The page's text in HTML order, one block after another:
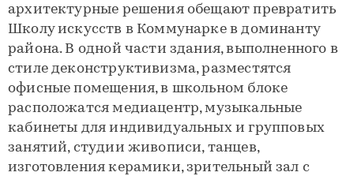
архитектурные решения обещают превратить
Школу искусств в Коммунарке в доминанту
района. В одной части здания, выполненного в
стиле деконструктивизма, разместятся
офисные помещения, в школьном блоке
расположатся медиацентр, музыкальные
кабинеты для индивидуальных и групповых
занятий, студии живописи, танцев,
изготовления керамики, зрительный зал с